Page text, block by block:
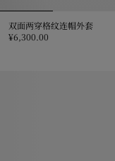
双面两穿格纹连帽外套
¥6,300.00